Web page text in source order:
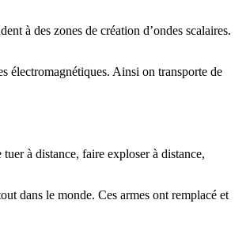
à des zones de création d’ondes scalaires.
électromagnétiques. Ainsi on transporte de
à distance, faire exploser à distance,
dans le monde. Ces armes ont remplacé et